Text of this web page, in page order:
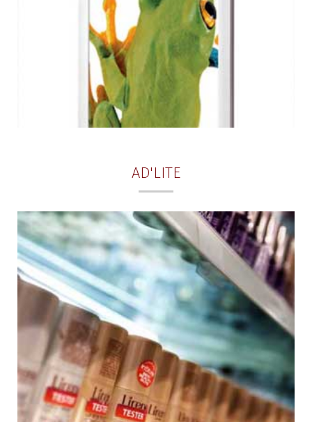
AD'LITE